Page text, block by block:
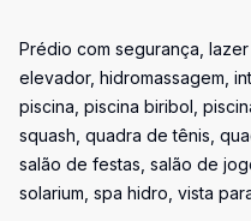
Prédio com segurança,
elevador, hidromassagem,
piscina, piscina biribol,
squash, quadra de tênis,
salão de festas, salão de
solarium, spa hidro, vista